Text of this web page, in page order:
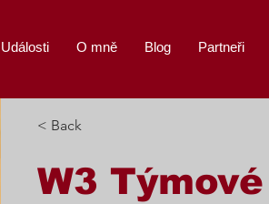
Události O mně Blog Partneři
< Back
W3 Týmové